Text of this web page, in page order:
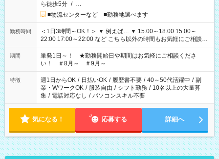
ら徒歩5分 / …
■物流センターなど ■勤務地選べます
勤務時間
＜1日3時間～OK！＞ ▼ 例えば… ▼ 15:00～18:00 15:00～
22:00 17:00～22:00 など こちら以外の時間もお気軽にご相談く
ださい！
期間
単発1日～！ ★勤務開始日や期間はお気軽にご相談くださ
い！ ＃8月～ ＃9月～
特徴 週1日からOK / 日払いOK / 履歴書不要 / 40～50代活躍中 / 副
業・WワークOK / 服装自由 / シフト勤務 / 10名以上の大量募
集 / 電話対応なし / パソコンスキル不要
気になる！ 応募する 詳細へ